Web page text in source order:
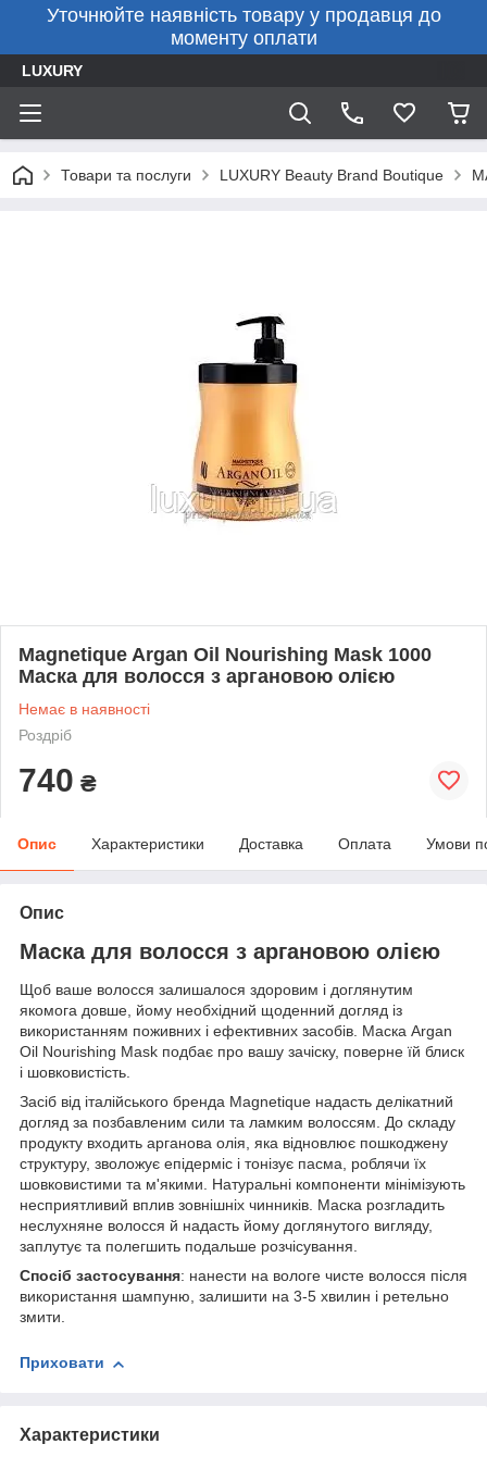
Уточнюйте наявність товару у продавця до
моменту оплати
LUXURY
Товари та послуги LUXURY Beauty Brand Boutique
Magnetique Argan Oil Nourishing Mask 1000
Маска для волосся з аргановою олією
Немає в наявності
Роздріб
740 ₴
Опис Характеристики Доставка Оплата Умови
Опис
Маска для волосся з аргановою олією
Щоб ваше волосся залишалося здоровим і доглянутим
якомога довше, йому необхідний щоденний догляд із
використанням поживних і ефективних засобів. Маска Argan
Oil Nourishing Mask подбає про вашу зачіску, поверне їй блиск
і шовковистість.
Засіб від італійського бренда Magnetique надасть делікатний
догляд за позбавленим сили та ламким волоссям. До складу
продукту входить арганова олія, яка відновлює пошкоджену
структуру, зволожує епідерміс і тонізує пасма, роблячи їх
шовковистими та м'якими. Натуральні компоненти мінімізують
несприятливий вплив зовнішніх чинників. Маска розгладить
неслухняне волосся й надасть йому доглянутого вигляду,
заплутує та полегшить подальше розчісування.
Спосіб застосування: нанести на вологе чисте волосся після
використання шампуню, залишити на 3-5 хвилин і ретельно
змити.
Приховати
Характеристики